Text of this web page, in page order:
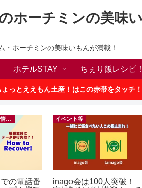
ホーチミンの美味
・ホーチミンの美味いもんが満載！
ホテルSTAY ちぇり飯レシピ！
っとええもん土産！はこの赤帯をタッチ！
ちぇり info（生活情報）
での電話番
イベント等
inago会は100人突破！